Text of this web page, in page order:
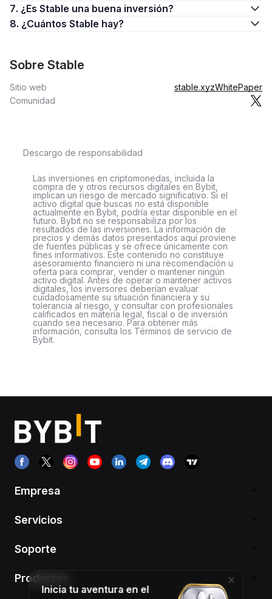
7. ¿Es ​​Stable una buena inversión?
8. ¿Cuántos ​​Stable hay?
Sobre ​​Stable
Sitio web stable.xyzWhitePaper
Comunidad
Descargo de responsabilidad
Las inversiones en criptomonedas, incluida la
compra de y otros recursos digitales en Bybit,
implican un riesgo de mercado significativo. Si el
activo digital que buscas no está disponible
actualmente en Bybit, podría estar disponible en el
futuro. Bybit no se responsabiliza por los
resultados de las inversiones. La información de
precios y demás datos presentados aquí proviene
de fuentes públicas y se ofrece únicamente con
fines informativos. Este contenido no constituye
asesoramiento financiero ni una recomendación u
oferta para comprar, vender o mantener ningún
activo digital. Antes de operar o mantener activos
digitales, los inversores deberían evaluar
cuidadosamente su situación financiera y su
tolerancia al riesgo, y consultar con profesionales
calificados en materia legal, fiscal o de inversión
cuando sea necesario. Para obtener más
información, consulta los Términos de servicio de
Bybit.
Empresa
Servicios
Soporte
Productos
Inicia tu aventura en el